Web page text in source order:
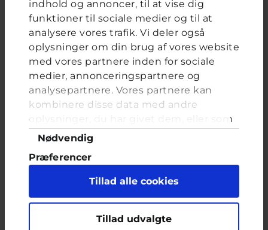
indhold og annoncer, til at vise dig
funktioner til sociale medier og til at
analysere vores trafik. Vi deler også
oplysninger om din brug af vores website
med vores partnere inden for sociale
medier, annonceringspartnere og
analysepartnere. Vores partnere kan
kombinere disse data med andre
oplysninger, du har givet dem, eller som
de har indsamlet fra din brug af deres
tjenester. Du samtykker til vores cookies,
hvis du fortsætter med at anvende vores
hjemmeside.
Samtykkevalg
Nødvendig
Præferencer
Marketing
Tillad alle cookies
Tillad udvalgte
Relateret indhold
Om brevkassen
Brevkassen holder sommerferie, så det er ikke muligt at
oprette et nyt spørgsmål.
Du kan stadig læse tidligere spørgsmål og svar.
Afstemning
Har du et fritidsjob?